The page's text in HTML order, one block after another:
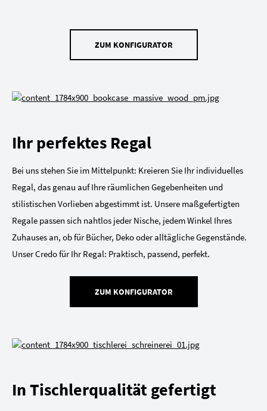
ZUM KONFIGURATOR
Ihr perfektes Regal
Bei uns stehen Sie im Mittelpunkt: Kreieren Sie Ihr individuelles
Regal, das genau auf Ihre räumlichen Gegebenheiten und
stilistischen Vorlieben abgestimmt ist. Unsere maßgefertigten
Regale passen sich nahtlos jeder Nische, jedem Winkel Ihres
Zuhauses an, ob für Bücher, Deko oder alltägliche Gegenstände.
Unser Credo für Ihr Regal: Praktisch, passend, perfekt.
ZUM KONFIGURATOR
In Tischlerqualität gefertigt